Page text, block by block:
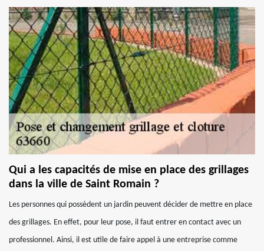
Qui a les capacités de mise en place des grillages
dans la ville de Saint Romain ?
Les personnes qui possèdent un jardin peuvent décider de mettre en place
des grillages. En effet, pour leur pose, il faut entrer en contact avec un
professionnel. Ainsi, il est utile de faire appel à une entreprise comme